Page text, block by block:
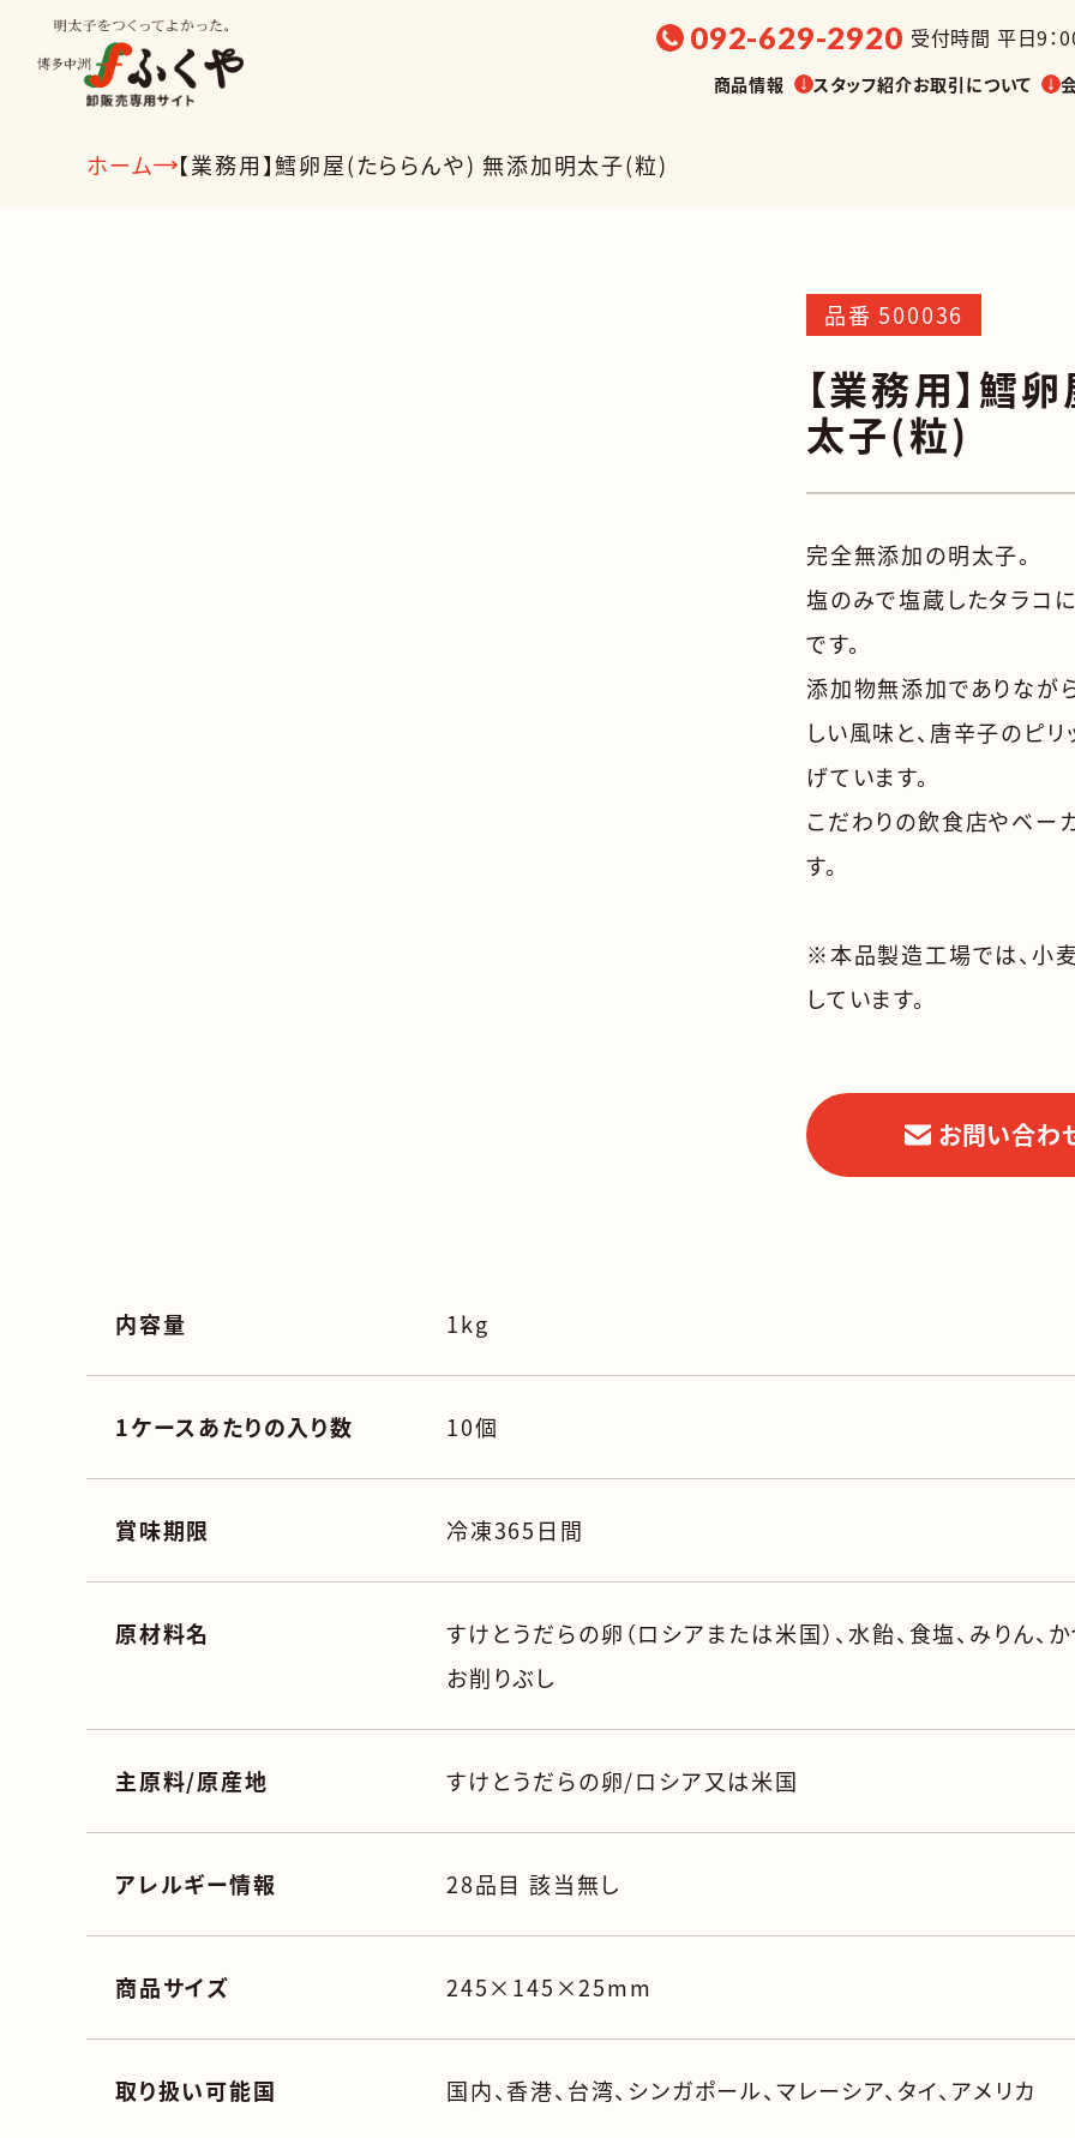
092-629-2920 受付時間 平日9：
商品情報
販売温度帯から探す 展示会・
缶詰
スタッフ紹介お取引について
ホーム 【業務用】鱈卵屋(たららんや) 無添加明太子(粒)
品番 500036
【業務用】鱈
太子(粒)
完全無添加の明太子。
塩のみで塩蔵したタラコ
です。
添加物無添加でありなが
しい風味と、唐辛子のピ
げています。
こだわりの飲食店やベー
す。
※本品製造工場では、小麦
しています。
お問い合わ
内容量 1kg
1ケースあたりの入り数 10個
賞味期限 冷凍365日間
原材料名
すけとうだらの卵（ロシアまたは米国）、水飴、食塩、みりん、
お削りぶし
主原料/原産地 すけとうだらの卵/ロシア又は米国
アレルギー情報 28品目 該当無し
商品サイズ 245×145×25mm
取り扱い可能国 国内、香港、台湾、シンガポール、マレーシア、タイ、アメリカ